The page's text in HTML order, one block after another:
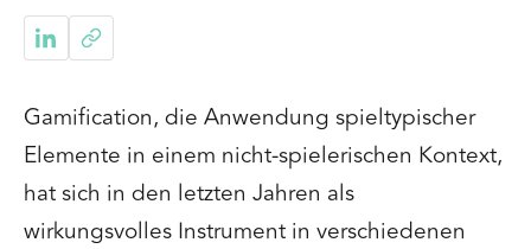
Gamification, die Anwendung spieltypischer
Elemente in einem nicht-spielerischen Kontext,
hat sich in den letzten Jahren als
wirkungsvolles Instrument in verschiedenen